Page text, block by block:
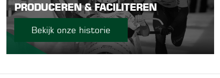
PRODUCEREN & FACILITEREN
Bekijk onze historie